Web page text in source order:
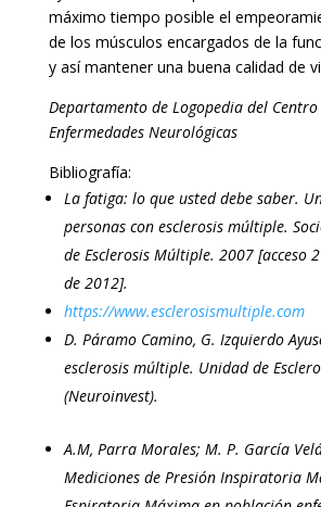
máximo tiempo posible el
de los músculos encargados de la
y así mantener una buena calidad de
Departamento de Logopedia del
Enfermedades Neurológicas
Bibliografía:
La fatiga: lo que usted debe saber.
personas con esclerosis múltiple.
de Esclerosis Múltiple. 2007 [acceso
de 2012].
https://www.esclerosismultiple.com
D. Páramo Camino, G. Izquierdo
esclerosis múltiple. Unidad de
(Neuroinvest).
A.M, Parra Morales; M. P. García
Mediciones de Presión Inspiratoria